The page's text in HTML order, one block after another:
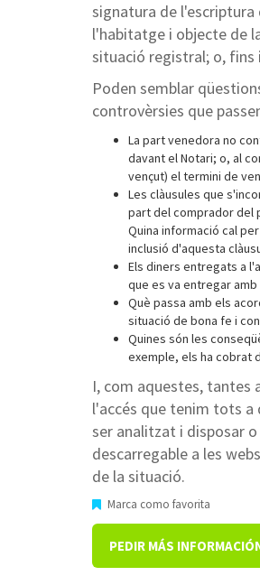
signatura de l'escriptura
l'habitatge i objecte de
situació registral; o,
Poden semblar
controvèrsies que
La part venedora no
davant el Notari; o, al
vençut) el termini de
Les clàusules que
part del comprador del
Quina informació cal
inclusió d'aquesta
Els diners entregats a
que es va entregar
Què passa amb els
situació de bona fe i
Quines són les
exemple, els ha cobrat
I, com aquestes, tantes
l'accés que tenim tots a
ser analitzat i disposar
descarregable a les
de la situació.
Marca como favorita
PEDIR MÁS